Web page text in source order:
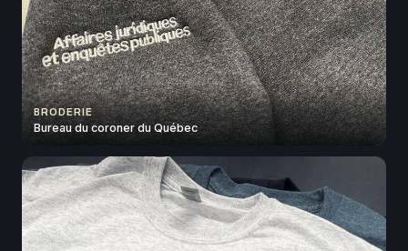
BRODERIE
Bureau du coroner du Québec